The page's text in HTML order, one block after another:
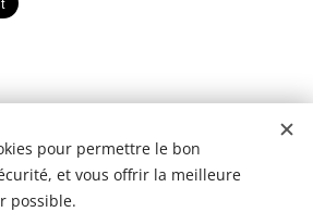
pour permettre le bon
et vous offrir la meilleure
possible.